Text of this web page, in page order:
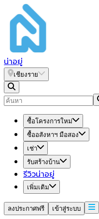
น่าอยู่
เชียงราย
ซื้อโครงการใหม่
ซื้ออสังหาฯ มือสอง
เช่า
รับสร้างบ้าน
รีวิวน่าอยู่
เพิ่มเติม
ลงประกาศฟรี เข้าสู่ระบบ